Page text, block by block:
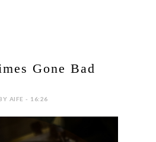
Gone Bad
AIFE - 16:26